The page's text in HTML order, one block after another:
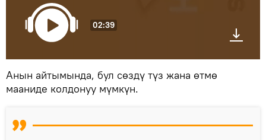
02:39
Анын айтымында, бул сөздү түз жана өтмө
мааниде колдонуу мүмкүн.